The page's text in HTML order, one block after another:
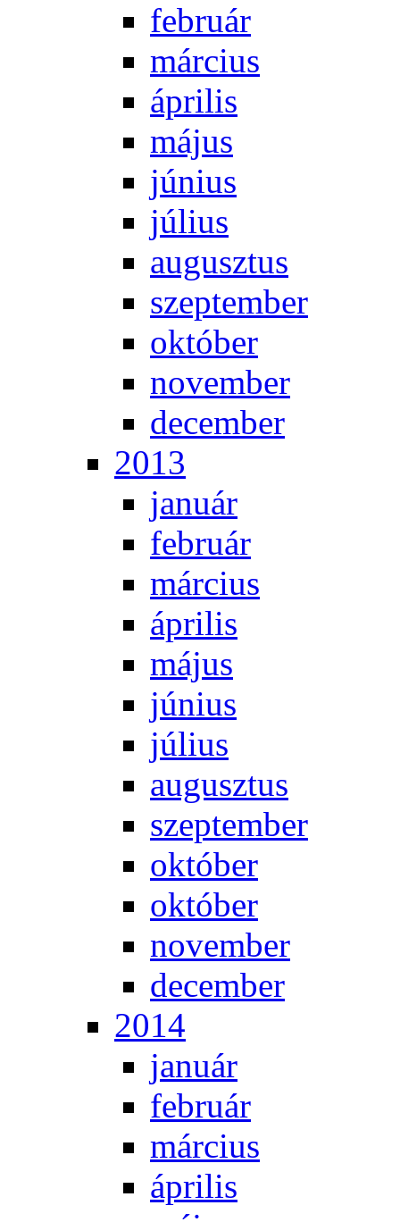
feb­ru­ár
már­ci­us
áp­ri­lis
má­jus
jú­ni­us
jú­li­us
au­gusz­tus
szep­tem­ber
ok­tó­ber
no­vem­ber
de­cem­ber
2013
ja­nu­ár
feb­ru­ár
már­ci­us
áp­ri­lis
má­jus
jú­ni­us
jú­li­us
au­gusz­tus
szep­tem­ber
ok­tó­ber
ok­tó­ber
no­vem­ber
de­cem­ber
2014
ja­nu­ár
feb­ru­ár
már­ci­us
áp­ri­lis